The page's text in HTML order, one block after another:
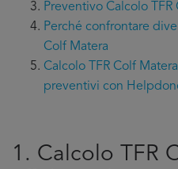
Preventivo Calcolo TFR
Perché confrontare
Colf Matera
Calcolo TFR Colf
preventivi con
1. Calcolo TFR